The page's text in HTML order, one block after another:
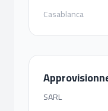
Casablanca
SARL